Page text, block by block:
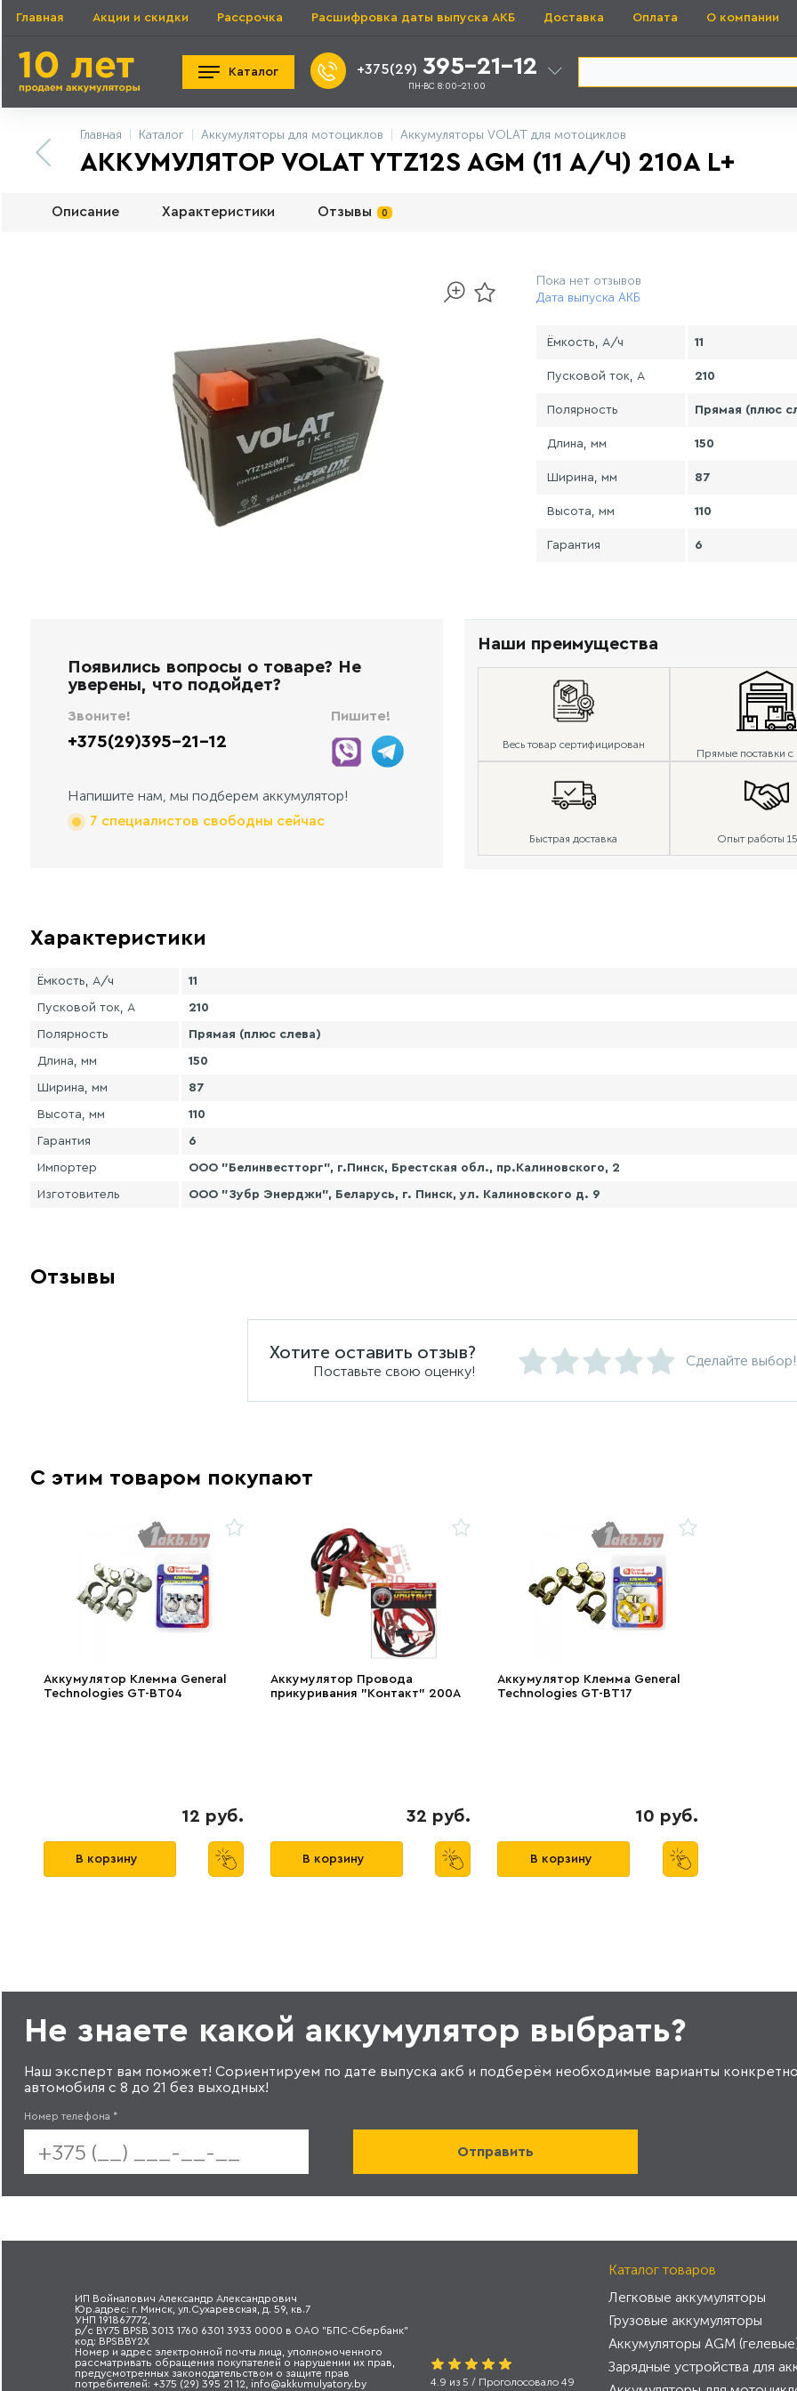
Главная Акции и скидки Рассрочка Расшифровка даты выпуска АКБ Доставка Оплата О компании
Каталог +375(29) 395-21-12
ПН-ВС 8:00-21:00
Главная Каталог Аккумуляторы для мотоциклов Аккумуляторы VOLAT для мотоциклов
АККУМУЛЯТОР VOLAT YTZ12S AGM (11 A/Ч) 210A L+
Описание Характеристики Отзывы 0
Пока нет отзывов
Дата выпуска АКБ
Ёмкость, А/ч 11
Пусковой ток, А 210
Полярность Прямая (плюс
Длина, мм 150
Ширина, мм 87
Высота, мм 110
Гарантия 6
Появились вопросы о товаре? Не
уверены, что подойдет?
Звоните!
+375(29)395-21-12
Пишите!
Напишите нам, мы подберем аккумулятор!
7 специалистов свободны сейчас
Наши преимущества
Весь товар сертифицирован
Прямые поставки с
Быстрая доставка Опыт работы
Характеристики
Ёмкость, А/ч 11
Пусковой ток, А 210
Полярность Прямая (плюс слева)
Длина, мм 150
Ширина, мм 87
Высота, мм 110
Гарантия 6
Импортер ООО "Белинвестторг", г.Пинск, Брестская обл., пр.Калиновского, 2
Изготовитель ООО "Зубр Энерджи", Беларусь, г. Пинск, ул. Калиновского д. 9
Отзывы
Хотите оставить отзыв?
Поставьте свою оценку!
Сделайте выбор!
С этим товаром покупают
Аккумулятор Клемма General
Technologies GT-BT04
12 руб.
В корзину
Аккумулятор Провода
прикуривания "Контакт" 200А
32 руб.
В корзину
Аккумулятор Клемма General
Technologies GT-BT17
10 руб.
В корзину
Не знаете какой аккумулятор выбрать?
Наш эксперт вам поможет! Сориентируем по дате выпуска акб и подберём необходимые варианты
автомобиля с 8 до 21 без выходных!
Номер телефона *
ИП Войналович Александр Александрович
Юр.адрес: г. Минск, ул.Сухаревская, д. 59, кв.7
УНП 191867772,
р/с BY75 BPSB 3013 1760 6301 3933 0000 в ОАО "БПС-Сбербанк"
код: BPSBBY2X
Номер и адрес электронной почты лица, уполномоченного
рассматривать обращения покупателей о нарушении их прав,
предусмотренных законодательством о защите прав
потребителей: +375 (29) 395 21 12, info@akkumulyatory.by
4.9 из 5 / Проголосовало 49
Каталог товаров
Легковые аккумуляторы
Грузовые аккумуляторы
Аккумуляторы AGM
Зарядные устройства для